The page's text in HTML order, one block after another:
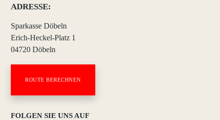
ADRESSE:
Sparkasse Döbeln
Erich-Heckel-Platz 1
04720 Döbeln
ROUTE BERECHNEN
FOLGEN SIE UNS AUF